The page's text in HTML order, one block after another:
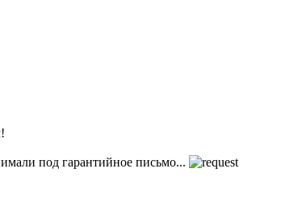
под гарантийное письмо...